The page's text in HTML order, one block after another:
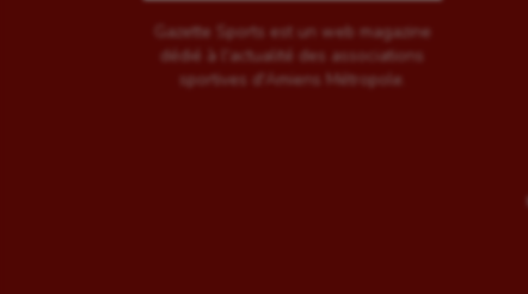
Gazette Sports est un web magazine
dédié à l'actualité des associations
sportives d'Amiens Métropole.